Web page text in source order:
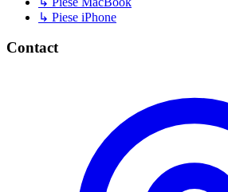
↳ Piese iPhone
Contact